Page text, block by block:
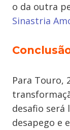
o da outra
Sinastria
Para Touro,
desafio será
desapego e